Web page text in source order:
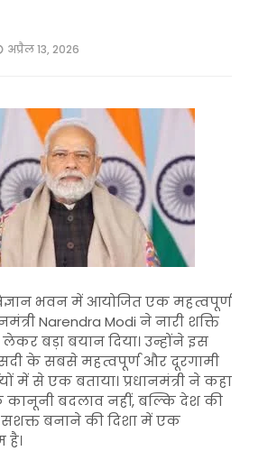
अप्रैल 13, 2026
भवनमें आयोजित एक महत्वपूर्ण
Narendra Modi ने नारी शक्ति
बड़ा बयान दिया। उन्होंने इस
के सबसे महत्वपूर्ण और दूरगामी
में से एक बताया। प्रधानमंत्री ने कहा
कानूनी बदलाव नहीं, बल्कि देश की
बनाने की दिशा में एक
है।